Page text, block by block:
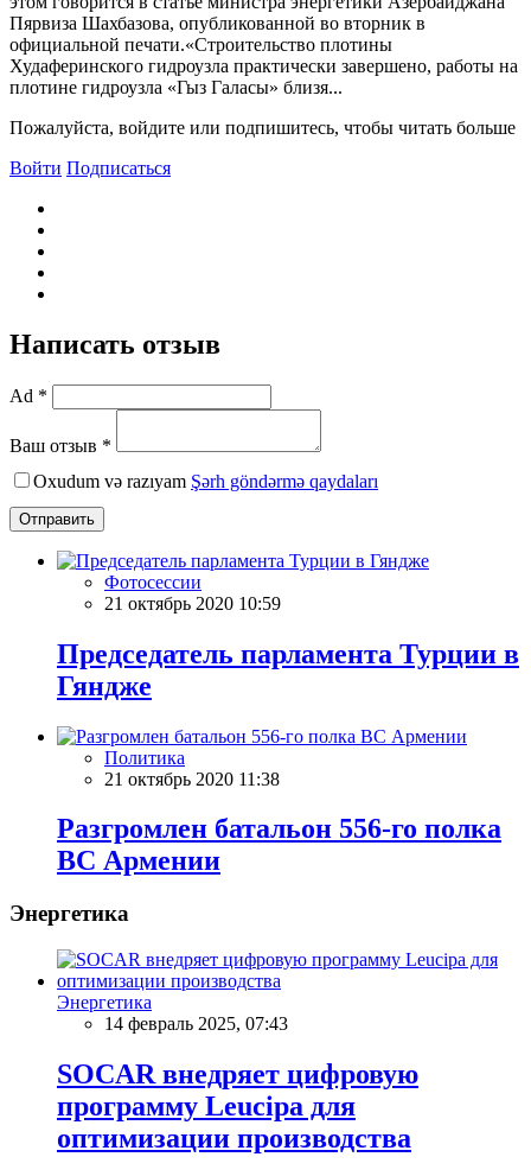
Пярвиза Шахбазова, опубликованной во вторник в
официальной печати.«Строительство плотины
Худаферинского гидроузла практически завершено, работы на
плотине гидроузла «Гыз Галасы» близя...
Пожалуйста, войдите или подпишитесь, чтобы читать больше
Войти Подписаться
Написать отзыв
Ad *
Ваш отзыв *
Oxudum və razıyam Şərh göndərmə qaydaları
Отправить
Фотосессии
21 октябрь 2020 10:59
Председатель парламента Турции в
Гяндже
Политика
21 октябрь 2020 11:38
Разгромлен батальон 556-го полка
ВС Армении
Энергетика
Энергетика
14 февраль 2025, 07:43
SOCAR внедряет цифровую
программу Leucipa для
оптимизации производства